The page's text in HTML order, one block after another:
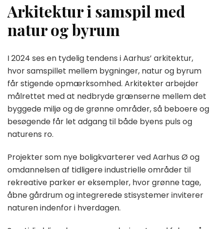
Arkitektur i samspil med
natur og byrum
I 2024 ses en tydelig tendens i Aarhus’ arkitektur,
hvor samspillet mellem bygninger, natur og byrum
får stigende opmærksomhed. Arkitekter arbejder
målrettet med at nedbryde grænserne mellem det
byggede miljø og de grønne områder, så beboere og
besøgende får let adgang til både byens puls og
naturens ro.
Projekter som nye boligkvarterer ved Aarhus Ø og
omdannelsen af tidligere industrielle områder til
rekreative parker er eksempler, hvor grønne tage,
åbne gårdrum og integrerede stisystemer inviterer
naturen indenfor i hverdagen.